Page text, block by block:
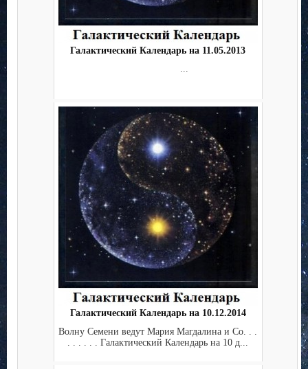
Галактический Календарь на 11.05.2013
Галактический Календарь на 10.12.2014
Волну Семени ведут Мария Магдалина и Co. . .
. . . . . . Галактический Календарь на 10 д...